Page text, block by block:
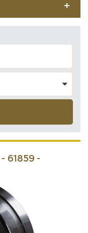
- 61859 -